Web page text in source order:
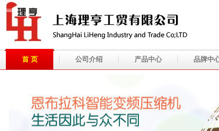
首 页 公司介绍 产品中心 品牌中